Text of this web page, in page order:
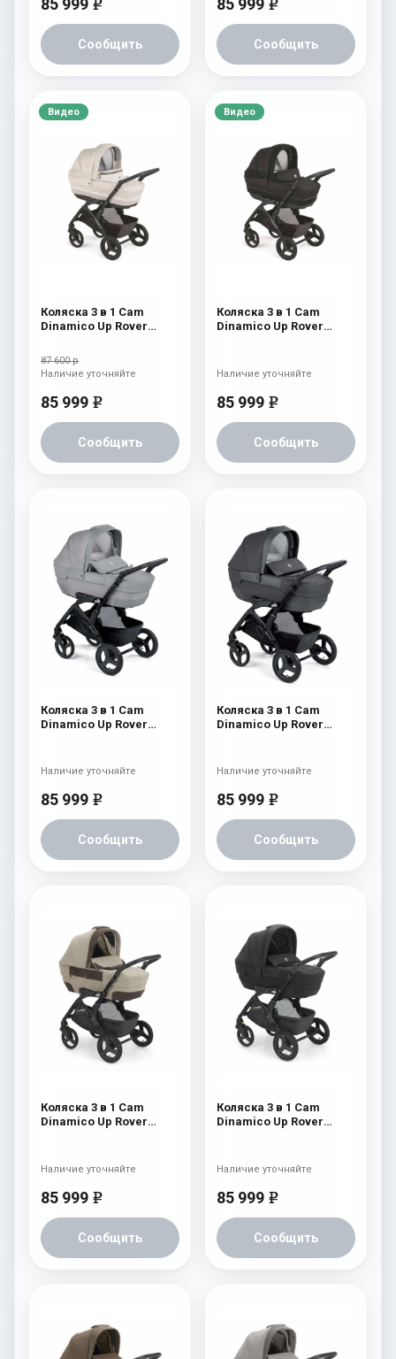
85 999 e
Сообщить
85 999 e
Сообщить
Видео
Коляска 3 в 1 Cam
Dinamico Up Rover
87 600 р
85 999 e
Сообщить
Наличие уточняйте
Видео
Коляска 3 в 1 Cam
Dinamico Up Rover
85 999 e
Сообщить
Наличие уточняйте
Коляска 3 в 1 Cam
Dinamico Up Rover
85 999 e
Сообщить
Наличие уточняйте
Коляска 3 в 1 Cam
Dinamico Up Rover
85 999 e
Сообщить
Наличие уточняйте
Коляска 3 в 1 Cam
Dinamico Up Rover
85 999 e
Сообщить
Наличие уточняйте
Коляска 3 в 1 Cam
Dinamico Up Rover
85 999 e
Сообщить
Наличие уточняйте